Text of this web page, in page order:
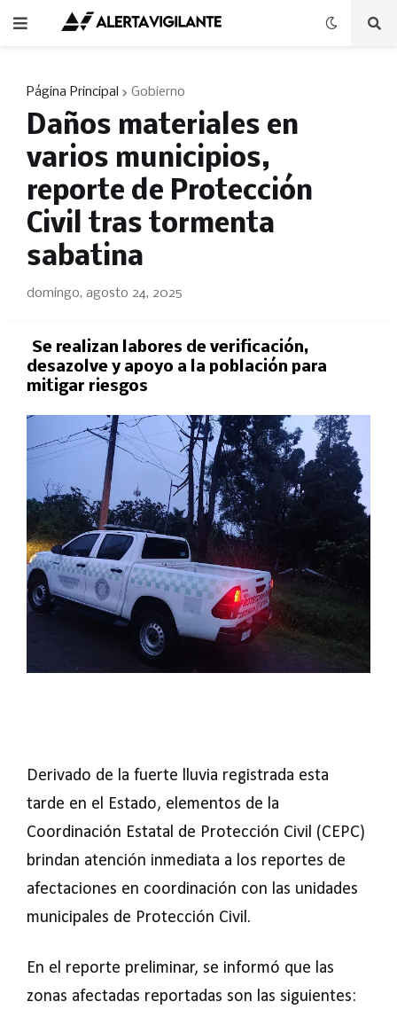
Página Principal Gobierno
Daños materiales en
varios municipios,
reporte de Protección
Civil tras tormenta
sabatina
domingo, agosto 24, 2025
Se realizan labores de verificación,
desazolve y apoyo a la población para
mitigar riesgos
Derivado de la fuerte lluvia registrada esta
tarde en el Estado, elementos de la
Coordinación Estatal de Protección Civil (CEPC)
brindan atención inmediata a los reportes de
afectaciones en coordinación con las unidades
municipales de Protección Civil.
En el reporte preliminar, se informó que las
zonas afectadas reportadas son las siguientes: